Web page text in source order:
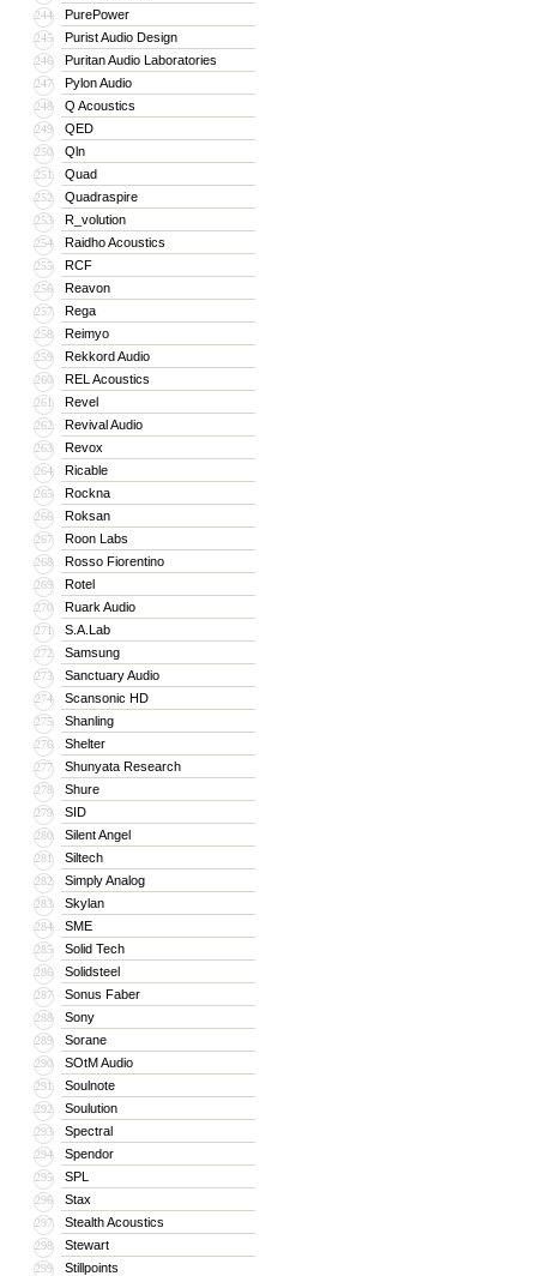
244 PurePower
245 Purist Audio Design
246 Puritan Audio Laboratories
247 Pylon Audio
248 Q Acoustics
249 QED
250 Qln
251 Quad
252 Quadraspire
253 R_volution
254 Raidho Acoustics
255 RCF
256 Reavon
257 Rega
258 Reimyo
259 Rekkord Audio
260 REL Acoustics
261 Revel
262 Revival Audio
263 Revox
264 Ricable
265 Rockna
266 Roksan
267 Roon Labs
268 Rosso Fiorentino
269 Rotel
270 Ruark Audio
271 S.A.Lab
272 Samsung
273 Sanctuary Audio
274 Scansonic HD
275 Shanling
276 Shelter
277 Shunyata Research
278 Shure
279 SID
280 Silent Angel
281 Siltech
282 Simply Analog
283 Skylan
284 SME
285 Solid Tech
286 Solidsteel
287 Sonus Faber
288 Sony
289 Sorane
290 SOtM Audio
291 Soulnote
292 Soulution
293 Spectral
294 Spendor
295 SPL
296 Stax
297 Stealth Acoustics
298 Stewart
299 Stillpoints